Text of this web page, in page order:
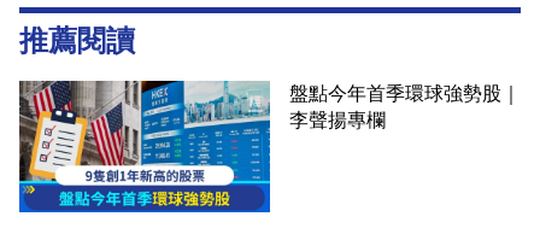
推薦閱讀
盤點今年首季環球強勢股｜
李聲揚專欄